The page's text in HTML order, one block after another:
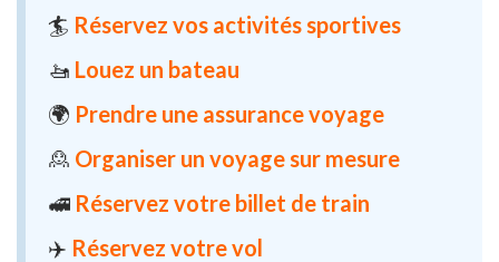
🏄 Réservez vos activités sportives
🚤 Louez un bateau
🌍 Prendre une assurance voyage
🙎 Organiser un voyage sur mesure
🚅 Réservez votre billet de train
✈️ Réservez votre vol